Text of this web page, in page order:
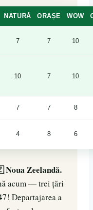
NATURĂ ORAȘE WOW
7 7 10
10 7 10
7 7 8
4 8 6
Zeelandă.
acum — trei țări
Departajarea a